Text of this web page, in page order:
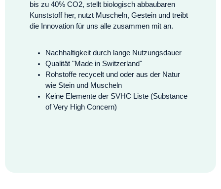
bis zu 40% CO2, stellt biologisch abbaubaren
Kunststoff her, nutzt Muscheln, Gestein und treibt
die Innovation für uns alle zusammen mit an.
Nachhaltigkeit durch lange Nutzungsdauer
Qualität "Made in Switzerland"
Rohstoffe recycelt und oder aus der Natur
wie Stein und Muscheln
Keine Elemente der SVHC Liste (Substance
of Very High Concern)